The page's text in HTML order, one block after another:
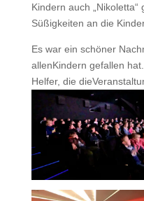
Kindern auch
Süßigkeiten an die
Es war ein schöner
allenKindern gefallen
Helfer, die